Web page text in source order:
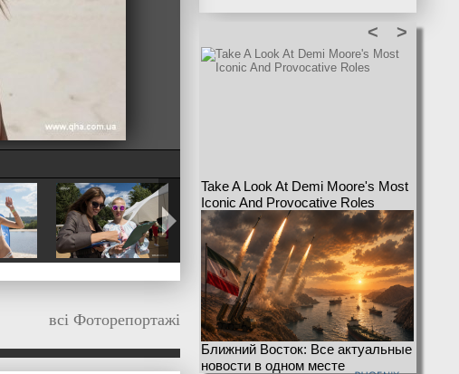
всі Фоторепортажі
>
<
Take A Look At Demi Moore's Most
Iconic And Provocative Roles
Ближний Восток: Все актуальные
новости в одном месте